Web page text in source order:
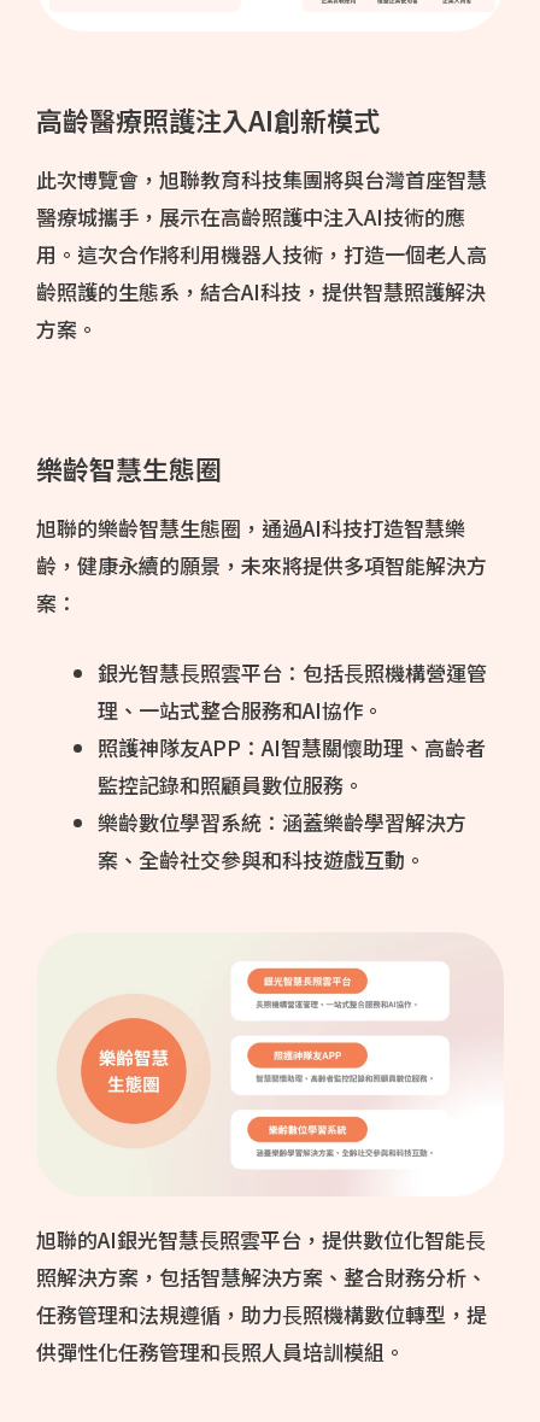
高齡醫療照護注入AI創新模式
此次博覽會，旭聯教育科技集團將與台灣首座智慧
醫療城攜手，展示在高齡照護中注入AI技術的應
用。這次合作將利用機器人技術，打造一個老人高
齡照護的生態系，結合AI科技，提供智慧照護解決
方案。
樂齡智慧生態圈
旭聯的樂齡智慧生態圈，通過AI科技打造智慧樂
齡，健康永續的願景，未來將提供多項智能解決方
案：
銀光智慧⾧照雲平台：包括⾧照機構營運管
理、一站式整合服務和AI協作。
照護神隊友APP：AI智慧關懷助理、高齡者
監控記錄和照顧員數位服務。
樂齡數位學習系統：涵蓋樂齡學習解決方
案、全齡社交參與和科技遊戲互動。
旭聯的AI銀光智慧⾧照雲平台，提供數位化智能⾧
照解決方案，包括智慧解決方案、整合財務分析、
任務管理和法規遵循，助力⾧照機構數位轉型，提
供彈性化任務管理和⾧照人員培訓模組。